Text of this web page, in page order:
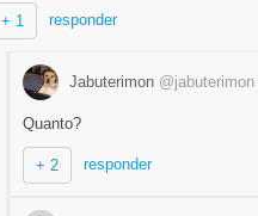
+ 1 responder
Jabuterimon @jabuterimon
Quanto?
+ 2 responder